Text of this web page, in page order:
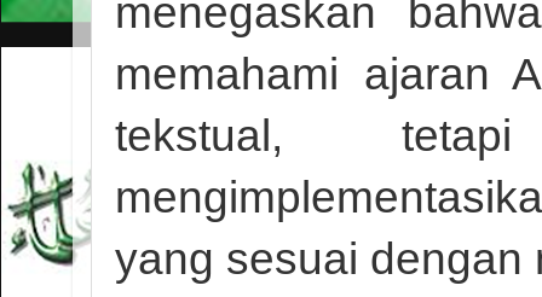
menegaskan
memahami ajaran
tekstual,
yang sesuai dengan